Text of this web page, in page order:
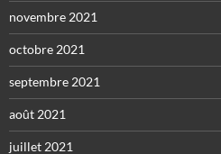
novembre 2021
octobre 2021
septembre 2021
août 2021
juillet 2021